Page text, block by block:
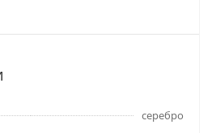
серебро